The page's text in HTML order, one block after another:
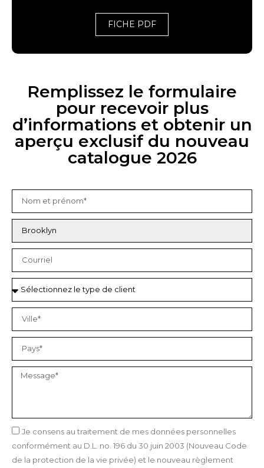
FICHE PDF
Remplissez le formulaire
pour recevoir plus
d’informations et obtenir un
aperçu exclusif du nouveau
catalogue 2026
Je consens au traitement de mes données personnelles
conformément au D.L. no. 196 du 30 juin 2003 (Nouveau Code
de la protection de la vie privée) et le nouveau règlement